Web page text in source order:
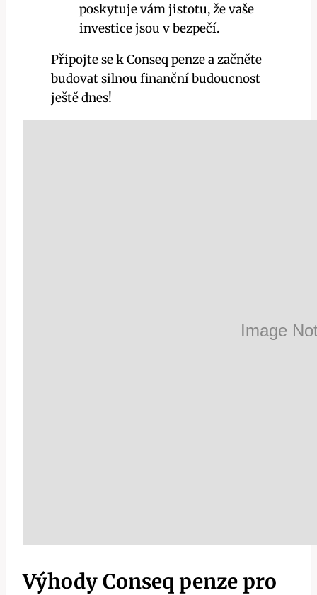
poskytuje vám jistotu, že vaše
investice jsou v bezpečí.
Připojte se k Conseq penze a začněte
budovat silnou finanční budoucnost
ještě dnes!
Výhody Conseq penze pro